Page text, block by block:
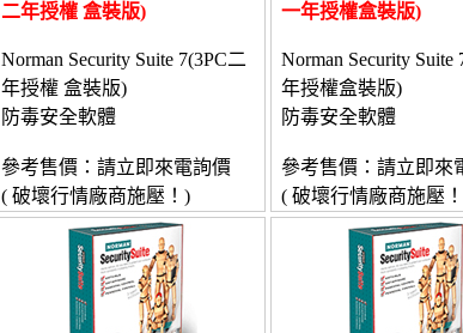
二年授權 盒裝版)
Norman Security Suite 7(3PC二
年授權 盒裝版)
防毒安全軟體
參考售價：請立即來電詢價
( 破壞行情廠商施壓！)
一年授權盒裝版)
Norman Security Suite
年授權盒裝版)
防毒安全軟體
參考售價：請立即來
( 破壞行情廠商施壓